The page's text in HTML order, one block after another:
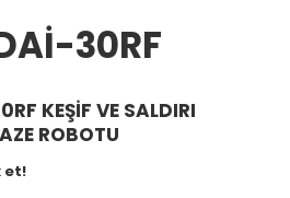
30RF
KEŞIF VE SALDIRI
ROBOTU
et!